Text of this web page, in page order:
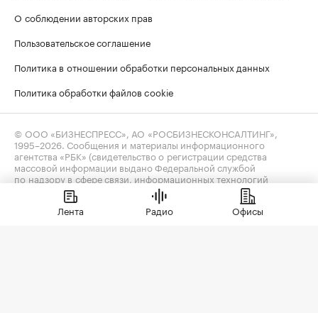
О соблюдении авторских прав
Пользовательское соглашение
Политика в отношении обработки персональных данных
Политика обработки файлов cookie
© ООО «БИЗНЕСПРЕСС», АО «РОСБИЗНЕСКОНСАЛТИНГ»,
1995–2026. Сообщения и материалы информационного
агентства «РБК» (свидетельство о регистрации средства
массовой информации выдано Федеральной службой
по надзору в сфере связи, информационных технологий
и массовых коммуникаций (Роскомнадзор) 09.12.2015
за номером ИА №ФС77-63848) и сетевого издания «РБК»
(свидетельство о регистрации средства массовой информации
Лента Радио Офисы